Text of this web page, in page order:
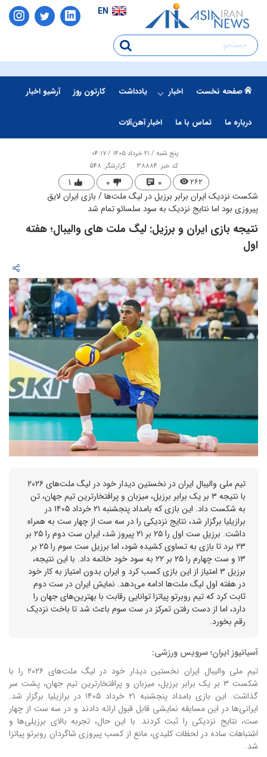
EN
صفحه نخست اخبار یادداشت کارتون روز آرشیو اخبار
درباره ما تماس با ما اخبار آهن‌آلات
پنج شنبه / ۲۱ خرداد ۱۴۰۵ / ۰۴:۱۷
کد خبر: 38884
گزارشگر: 548
۲۶۲ ۰ ۰ ۱
شکست نزدیک ایران برابر برزیل در لیگ ملت‌ها / بازی ایران لایق
پیروزی بود اما نتایج نزدیک به سود سلسائو تمام شد
نتیجه بازی ایران و برزیل: لیگ ملت های والیبال؛ هفته
اول
تیم ملی والیبال ایران در نخستین دیدار خود در لیگ ملت‌های ۲۰۲۶
با نتیجه ۳ بر یک برابر برزیل، میزبان و پرافتخارترین تیم جهان، تن
به شکست داد. این بازی که بامداد پنجشنبه ۲۱ خرداد ۱۴۰۵ در
برازیلیا برگزار شد، نتایج نزدیکی را در سه ست از چهار ست به همراه
داشت. برزیل ست اول را ۲۵ بر ۲۱ پیروز شد، ایران ست دوم را ۲۵ بر
۲۳ برد تا بازی به تساوی کشیده شود، اما برزیل ست سوم را ۲۵ بر
۱۳ و ست چهارم را ۲۵ بر ۲۲ به سود خود خاتمه داد. با این نتیجه،
برزیل ۳ امتیاز از این بازی کسب کرد و ایران بدون امتیاز به کار خود
در هفته اول لیگ ملت‌ها ادامه می‌دهد. نمایش ایران در ست دوم
ثابت کرد که تیم روبرتو پیاتزا توانایی رقابت با بهترین‌های جهان را
دارد، اما از دست رفتن تمرکز در ست سوم باعث شد تا باخت نزدیک
رقم بخورد.
آسیانیوز ایران؛ سرویس ورزشی:
تیم ملی والیبال ایران نخستین دیدار خود در لیگ ملت‌های ۲۰۲۶ را با
شکست ۳ بر یک برابر برزیل، میزبان و پرافتخارترین تیم جهان، پشت سر
گذاشت. این بازی بامداد پنجشنبه ۲۱ خرداد ۱۴۰۵ در برازیلیا برگزار شد.
ایرانی‌ها در این مسابقه نمایشی قابل قبول ارائه دادند و در سه ست از چهار
ست، نتایج نزدیکی را ثبت کردند. با این حال، تجربه بالای برزیلی‌ها و
اشتباهات ساده در لحظات کلیدی، مانع از کسب پیروزی شاگردان روبرتو پیاتزا
شد.